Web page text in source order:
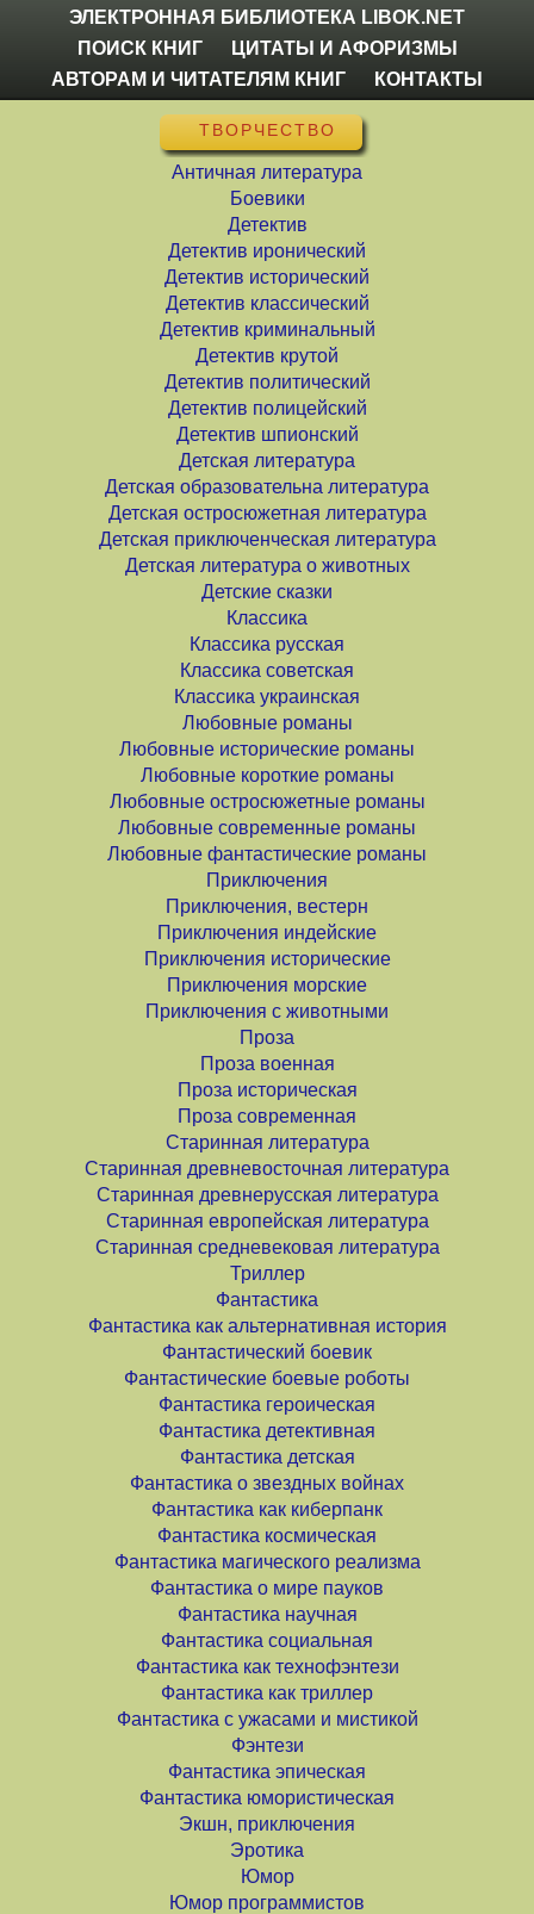
ЭЛЕКТРОННАЯ БИБЛИОТЕКА LIBOK.NET
ПОИСК КНИГ
ЦИТАТЫ И АФОРИЗМЫ
АВТОРАМ И ЧИТАТЕЛЯМ КНИГ
КОНТАКТЫ
ТВОРЧЕСТВО
Античная литература
Боевики
Детектив
Детектив иронический
Детектив исторический
Детектив классический
Детектив криминальный
Детектив крутой
Детектив политический
Детектив полицейский
Детектив шпионский
Детская литература
Детская образовательна литература
Детская остросюжетная литература
Детская приключенческая литература
Детская литература о животных
Детские сказки
Классика
Классика русская
Классика советская
Классика украинская
Любовные романы
Любовные исторические романы
Любовные короткие романы
Любовные остросюжетные романы
Любовные современные романы
Любовные фантастические романы
Приключения
Приключения, вестерн
Приключения индейские
Приключения исторические
Приключения морские
Приключения с животными
Проза
Проза военная
Проза историческая
Проза современная
Старинная литература
Старинная древневосточная литература
Старинная древнерусская литература
Старинная европейская литература
Старинная средневековая литература
Триллер
Фантастика
Фантастика как альтернативная история
Фантастический боевик
Фантастические боевые роботы
Фантастика героическая
Фантастика детективная
Фантастика детская
Фантастика о звездных войнах
Фантастика как киберпанк
Фантастика космическая
Фантастика магического реализма
Фантастика о мире пауков
Фантастика научная
Фантастика социальная
Фантастика как технофэнтези
Фантастика как триллер
Фантастика с ужасами и мистикой
Фэнтези
Фантастика эпическая
Фантастика юмористическая
Экшн, приключения
Эротика
Юмор
Юмор программистов